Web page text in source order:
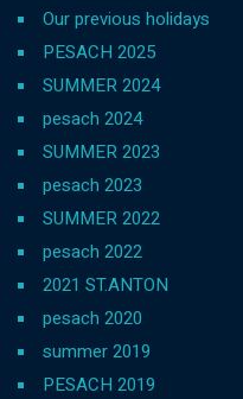
Our previous holidays
PESACH 2025
SUMMER 2024
pesach 2024
SUMMER 2023
pesach 2023
SUMMER 2022
pesach 2022
2021 ST.ANTON
pesach 2020
summer 2019
PESACH 2019